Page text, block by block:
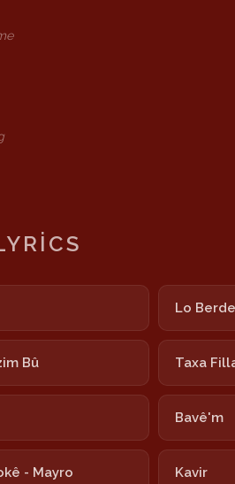
Lo Berde
Bû Taxa
Bavê'm
- Mayro Kavir